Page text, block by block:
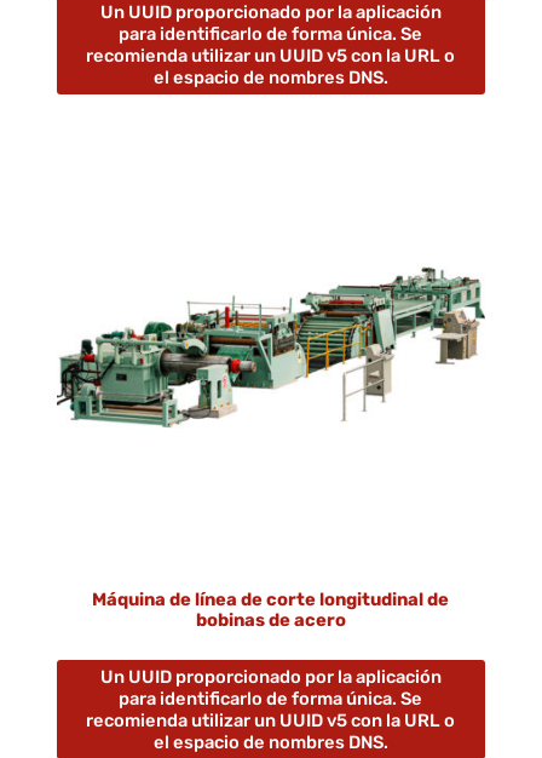
Un UUID proporcionado por la aplicación
para identificarlo de forma única. Se
recomienda utilizar un UUID v5 con la URL o
el espacio de nombres DNS.
Máquina de línea de corte longitudinal de
bobinas de acero
Un UUID proporcionado por la aplicación
para identificarlo de forma única. Se
recomienda utilizar un UUID v5 con la URL o
el espacio de nombres DNS.